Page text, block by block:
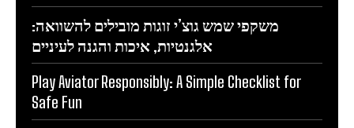
משקפי שמש גוצ’י זוגות מובילים להשוואה:
אלגנטיות, איכות והגנה לעיניים
Play Aviator Responsibly: A Simple Checklist for
Safe Fun